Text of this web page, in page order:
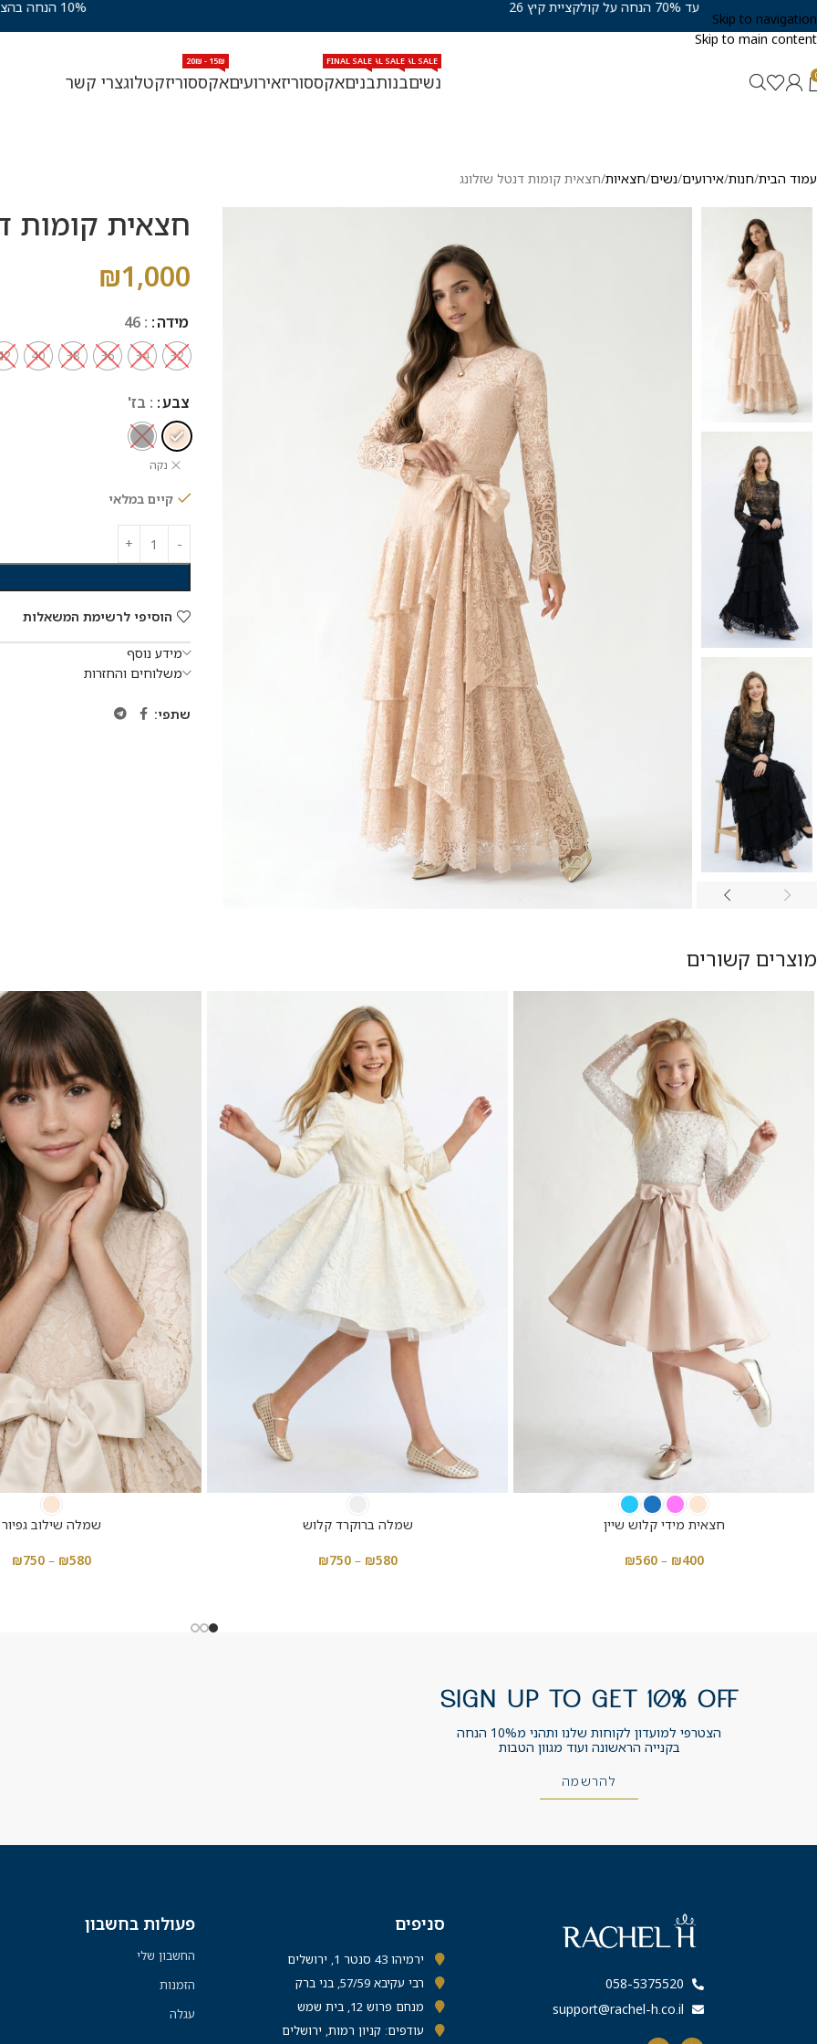
Skip to navigation
Skip to main content
נשים
FINAL SALE
בנות
FINAL SALE
בנים
FINAL SALE
אקססוריזאירועיםאקססוריז
15₪ - 20₪
קטלוגצרי קשר
עמוד הבית חנות אירועים נשים חצאיות חצאית קומות דנטל שזלונג
חצאית קומות
₪1,000
מידה : 46
32
34
36
38
40
צבע : בז'
נקה
קיים במלאי
הוסיפי לרשימת המשאלות
מידע נוסף
משלוחים והחזרות
שתפי:
מוצרים קשורים
חצאית מידי קלוש שיין
₪400
–
₪560
שמלה ברוקרד קלוש
₪580
–
₪750
שמלה שילוב גפיור
₪580
–
₪750
SIGN UP TO GET 10% OFF
הצטרפי למועדון לקוחות שלנו ותהני מ10% הנחה
בקנייה הראשונה ועוד מגוון הטבות
להרשמה
058-5375520
support@rachel-h.co.il
סניפים
ירמיהו 43 סנטר 1, ירושלים
רבי עקיבא 57/59, בני ברק
מנחם פרוש 12, בית שמש
עודפים: קניון רמות, ירושלים
פעולות בחשבון
החשבון שלי
הזמנות
עגלה
עד 70% הנחה על קולקציית קיץ 26